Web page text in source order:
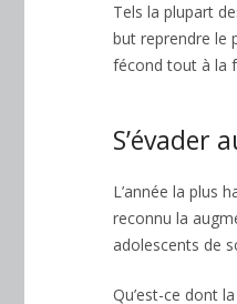
Tels la plupart
but reprendre le
fécond tout à la
S’évader
L’année la plus
reconnu la
adolescents de
Qu’est-ce dont